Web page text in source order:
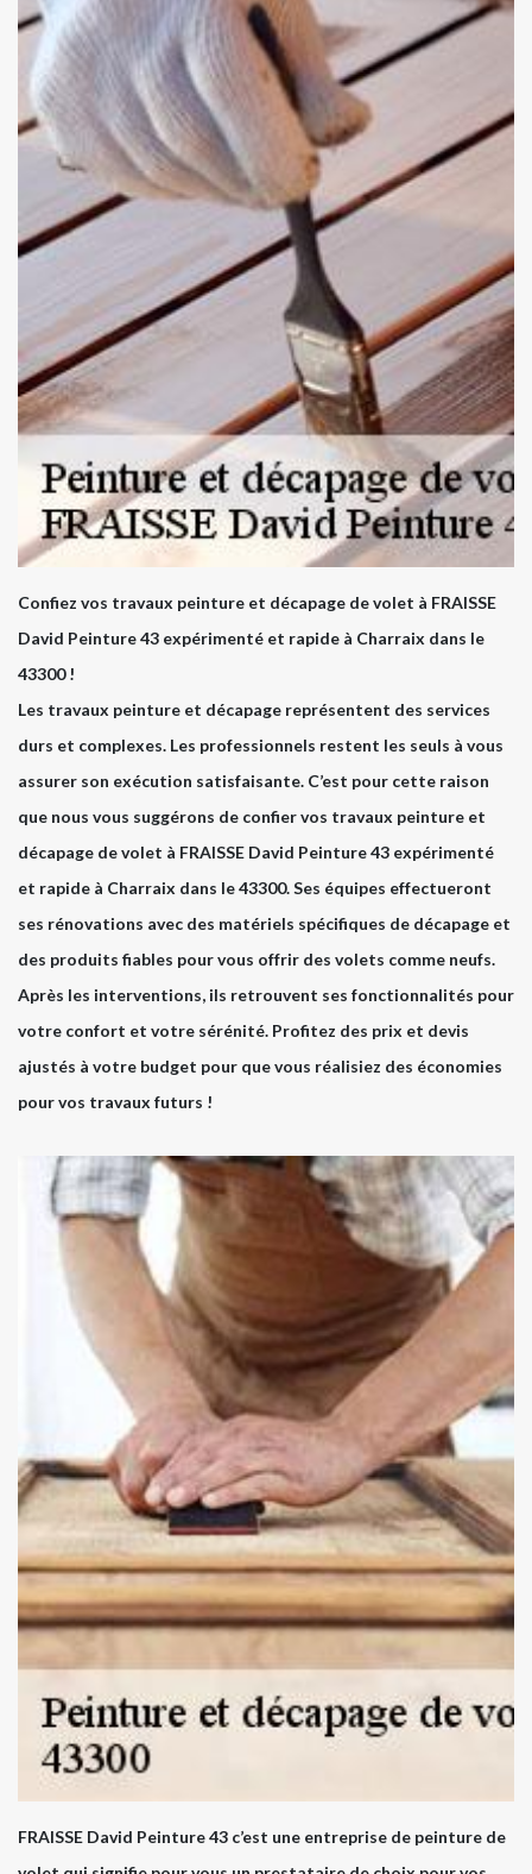
Confiez vos travaux peinture et décapage de volet à FRAISSE
David Peinture 43 expérimenté et rapide à Charraix dans le
43300 !
Les travaux peinture et décapage représentent des services
durs et complexes. Les professionnels restent les seuls à vous
assurer son exécution satisfaisante. C’est pour cette raison
que nous vous suggérons de confier vos travaux peinture et
décapage de volet à FRAISSE David Peinture 43 expérimenté
et rapide à Charraix dans le 43300. Ses équipes effectueront
ses rénovations avec des matériels spécifiques de décapage et
des produits fiables pour vous offrir des volets comme neufs.
Après les interventions, ils retrouvent ses fonctionnalités pour
votre confort et votre sérénité. Profitez des prix et devis
ajustés à votre budget pour que vous réalisiez des économies
pour vos travaux futurs !
FRAISSE David Peinture 43 c’est une entreprise de peinture de